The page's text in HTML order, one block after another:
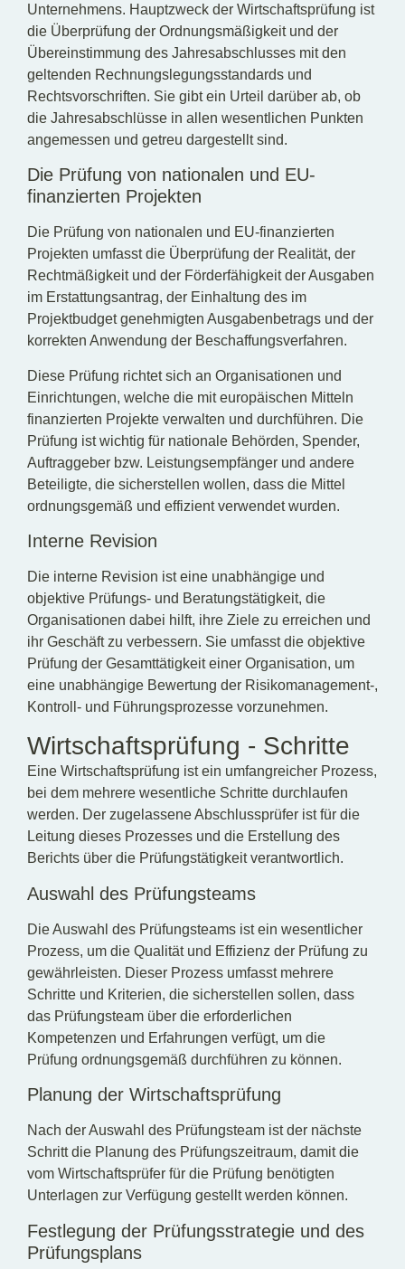
Unternehmens. Hauptzweck der Wirtschaftsprüfung ist
die Überprüfung der Ordnungsmäßigkeit und der
Übereinstimmung des Jahresabschlusses mit den
geltenden Rechnungslegungsstandards und
Rechtsvorschriften. Sie gibt ein Urteil darüber ab, ob
die Jahresabschlüsse in allen wesentlichen Punkten
angemessen und getreu dargestellt sind.
Die Prüfung von nationalen und EU-
finanzierten Projekten
Die Prüfung von nationalen und EU-finanzierten
Projekten umfasst die Überprüfung der Realität, der
Rechtmäßigkeit und der Förderfähigkeit der Ausgaben
im Erstattungsantrag, der Einhaltung des im
Projektbudget genehmigten Ausgabenbetrags und der
korrekten Anwendung der Beschaffungsverfahren.
Diese Prüfung richtet sich an Organisationen und
Einrichtungen, welche die mit europäischen Mitteln
finanzierten Projekte verwalten und durchführen. Die
Prüfung ist wichtig für nationale Behörden, Spender,
Auftraggeber bzw. Leistungsempfänger und andere
Beteiligte, die sicherstellen wollen, dass die Mittel
ordnungsgemäß und effizient verwendet wurden.
Interne Revision
Die interne Revision ist eine unabhängige und
objektive Prüfungs- und Beratungstätigkeit, die
Organisationen dabei hilft, ihre Ziele zu erreichen und
ihr Geschäft zu verbessern. Sie umfasst die objektive
Prüfung der Gesamttätigkeit einer Organisation, um
eine unabhängige Bewertung der Risikomanagement-,
Kontroll- und Führungsprozesse vorzunehmen.
Wirtschaftsprüfung - Schritte
Eine Wirtschaftsprüfung ist ein umfangreicher Prozess,
bei dem mehrere wesentliche Schritte durchlaufen
werden. Der zugelassene Abschlussprüfer ist für die
Leitung dieses Prozesses und die Erstellung des
Berichts über die Prüfungstätigkeit verantwortlich.
Auswahl des Prüfungsteams
Die Auswahl des Prüfungsteams ist ein wesentlicher
Prozess, um die Qualität und Effizienz der Prüfung zu
gewährleisten. Dieser Prozess umfasst mehrere
Schritte und Kriterien, die sicherstellen sollen, dass
das Prüfungsteam über die erforderlichen
Kompetenzen und Erfahrungen verfügt, um die
Prüfung ordnungsgemäß durchführen zu können.
Planung der Wirtschaftsprüfung
Nach der Auswahl des Prüfungsteam ist der nächste
Schritt die Planung des Prüfungszeitraum, damit die
vom Wirtschaftsprüfer für die Prüfung benötigten
Unterlagen zur Verfügung gestellt werden können.
Festlegung der Prüfungsstrategie und des
Prüfungsplans